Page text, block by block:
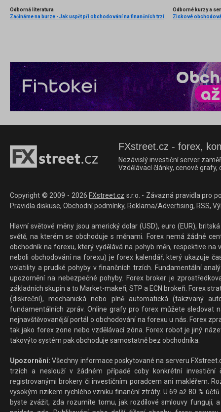
Odborná literatura
Začínáme na burze - Jak uspět při obchodování na finančních trzích (1. vydání)
Odborné kurzy a
FXstreet.cz - forex,
Nezávislý investiční server
Vzdělávací články, cenové
Copyright © 2009 - 2026 FXstreet.cz s.r.o. - Závazná pravidla pro
Pravidla diskuse, Obchodní podmínky, Reklama/Advertising, RSS,
Hlavní světové měny jsou americký dolar (USD), euro (EUR),
světě, na kterém se obchoduje s měnami. Forex nemá žádné
obchodník na forexu, který vydělává na pohyb měn, respektive
neboli obchodování na forexu) je forex kalendář, který ukazuje
volatility a prudké pohyby v finančních trzích. Fundamentální
upozornění na nebezpečné pohyby. Forex broker je
základních skupin a to Market-makeři, STP a ECN brokeři. Forex
(diskreční), mechanická nebo plně automatická (takzvaný
fundamentálních zpráv. Online grafy pro forex můžete sledovat
nejnavštěvovanější portál o obchodování na forexu u nás. Forex
tak jako forex zone nebo vzdělávací zóna. Forex robot je jiný
takovýto systém pak obchoduje samostatně bez obchodníka.
Upozornění: Všechny informace poskytované na serveru
trzích a neslouží v žádném případě coby konkrétní investiční
registrovanými brokery či investičním poradcem ani makléřem.
vysokým rizikem rychlého vzniku finanční ztráty. U 69 až 80 %
byste zvážit, zda rozumíte tomu, jak rozdílové smlouvy fungují,